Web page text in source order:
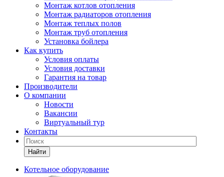
Монтаж котлов отопления
Монтаж радиаторов отопления
Монтаж теплых полов
Монтаж труб отопления
Установка бойлера
Как купить
Условия оплаты
Условия доставки
Гарантия на товар
Производители
О компании
Новости
Вакансии
Виртуальный тур
Контакты
Найти
Котельное оборудование